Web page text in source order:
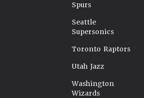
Spurs
Seattle
Supersonics
Toronto Raptors
Utah Jazz
Washington
Wizards